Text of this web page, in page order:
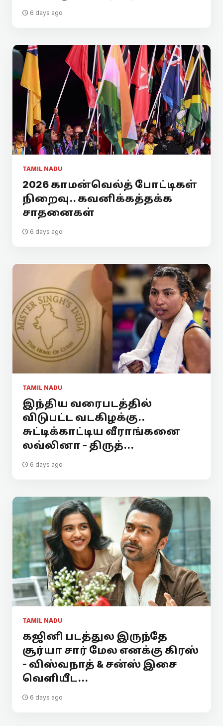
6 days ago
TAMIL NADU
2026 காமன்வெல்த் போட்டிகள்
நிறைவு.. கவனிக்கத்தக்க
சாதனைகள்
6 days ago
TAMIL NADU
இந்திய வரைபடத்தில்
விடுபட்ட வடகிழக்கு..
சுட்டிக்காட்டிய வீராங்கனை
லவ்லினா - திருத்...
6 days ago
TAMIL NADU
கஜினி படத்துல இருந்தே
சூர்யா சார் மேல எனக்கு கிரஸ்
- விஸ்வநாத் & சன்ஸ் இசை
வெளியீட...
6 days ago